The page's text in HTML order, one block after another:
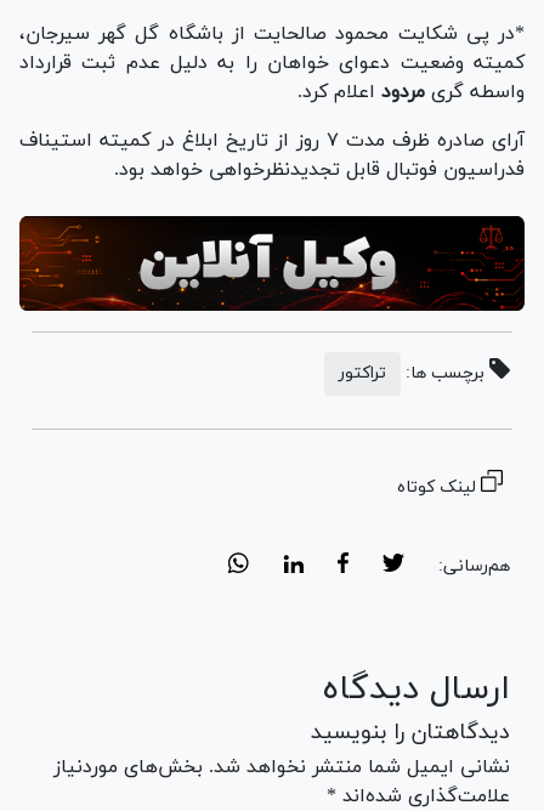
*در پی شکایت محمود صالحایت از باشگاه گل گهر سیرجان،
کمیته وضعیت دعوای خواهان را به دلیل عدم ثبت قرارداد
واسطه گری مردود اعلام کرد.
آرای صادره ظرف مدت ۷ روز از تاریخ ابلاغ در کمیته استیناف
فدراسیون فوتبال قابل تجدیدنظرخواهی خواهد بود.
برچسب ها: تراکتور
لینک کوتاه
هم‌رسانی:
ارسال دیدگاه
دیدگاهتان را بنویسید
نشانی ایمیل شما منتشر نخواهد شد. بخش‌های موردنیاز
علامت‌گذاری شده‌اند *